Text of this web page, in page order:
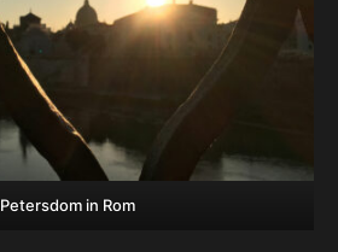
Petersdom in Rom